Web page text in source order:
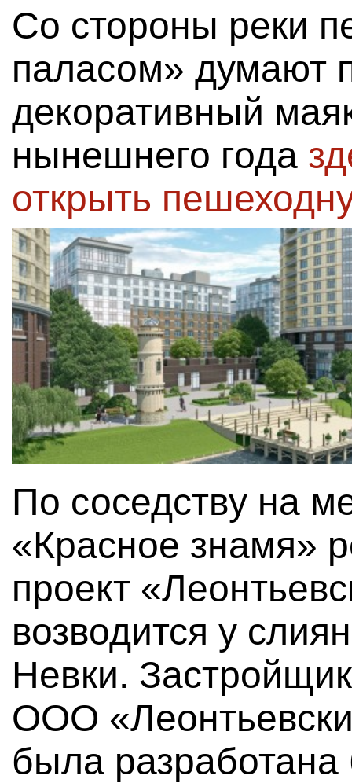
Со стороны реки
паласом» думают
декоративный
нынешнего года
открыть
По соседству на
«Красное знамя»
проект
возводится у
Невки.
ООО
была разработана